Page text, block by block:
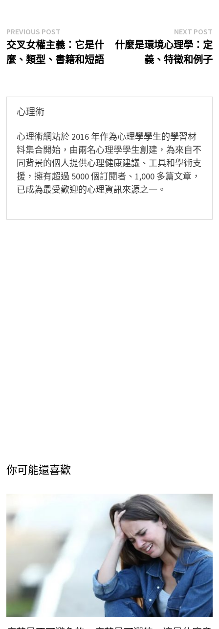
文
章
導
PREVIOUS POSTPrevious
post:
交叉女權主義：它是什
麼、類型、書籍和短語
NEXT POST
什麼是環境心理學：定
義、特徵和例子
心理術
心理術網站於 2016 年作為心理學學生的學習材
料集合開始，由兩名心理學學生創建，為來自不
同背景的個人提供心理健康建議、工具和學術支
援，擁有超過 5000 個訂閱者、1,000 多篇文章，
已成為最受歡迎的心理資訊來源之一。
你可能還喜歡